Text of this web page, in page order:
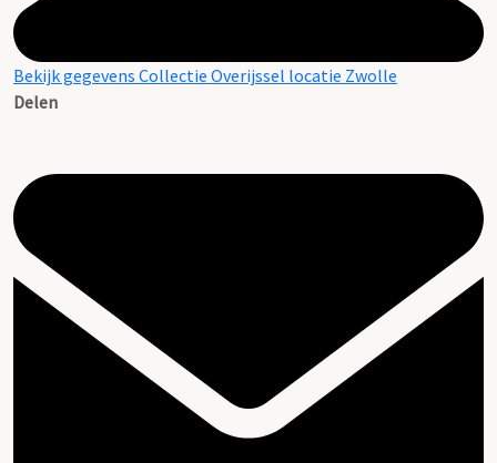
Bekijk gegevens Collectie Overijssel locatie Zwolle
Delen